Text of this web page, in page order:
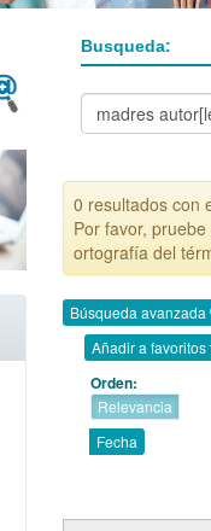
Busqueda:
0 resultados con
Por favor,
ortografía del
Búsqueda avanzada
Añadir a favoritos
Orden:
Relevancia
Fecha